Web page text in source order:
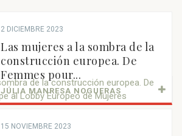
2 DICIEMBRE 2023
Las mujeres a la sombra de la
construcción europea. De
Femmes pour...
JÚLIA MANRESA NOGUERAS
15 NOVIEMBRE 2023